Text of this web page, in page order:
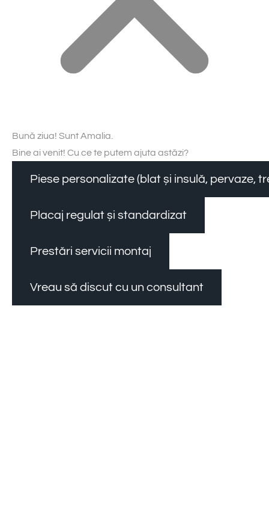
Bună ziua! Sunt Amalia.
Bine ai venit! Cu ce te putem ajuta astăzi?
Piese personalizate (blat și insulă, pervaze,
Placaj regulat și standardizat
Prestări servicii montaj
Vreau să discut cu un consultant